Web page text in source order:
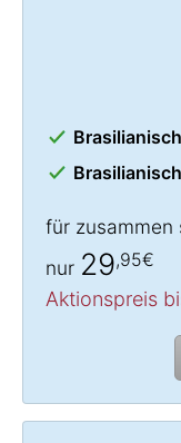
für zusammen
nur 29,95€
Aktionspreis